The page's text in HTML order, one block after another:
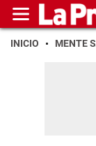
INICIO MENTE